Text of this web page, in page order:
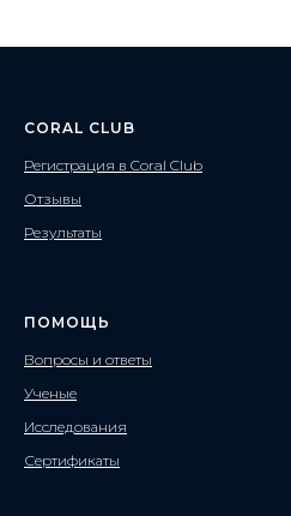
CORAL CLUB
Регистрация в Coral Club
Отзывы
Результаты
ПОМОЩЬ
Вопросы и ответы
Ученые
Исследования
Сертификаты